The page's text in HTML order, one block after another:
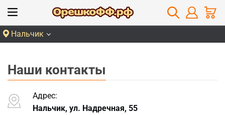
Нальчик
Наши контакты
Адрес:
Нальчик, ул. Надречная, 55